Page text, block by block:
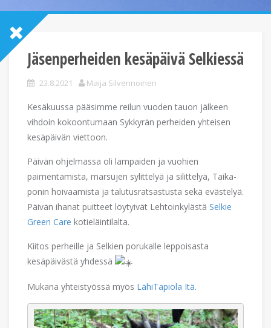
Jäsenperheiden kesäpäivä Selkiessä
23.8.2021 Maija Silvennoinen
Kesäkuussa pääsimme reilun vuoden tauon jälkeen
vihdoin kokoontumaan Sykkyrän perheiden yhteisen
kesäpäivän viettoon.
Päivän ohjelmassa oli lampaiden ja vuohien
paimentamista, marsujen sylittelyä ja silittelyä, Taika-
ponin hoivaamista ja talutusratsastusta sekä evästelyä.
Päivän ihanat puitteet löytyivät Lehtoinkylästä Selkie
Green Care kotieläintilalta.
Kiitos perheille ja Selkien porukalle leppoisasta
kesäpäivästä yhdessä
Mukana yhteistyössä myös LähiTapiola Itä.